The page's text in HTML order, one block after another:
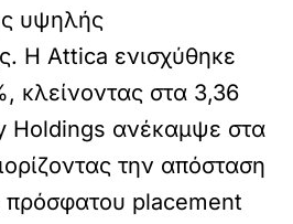
υψηλής
Η Attica ενισχύθηκε
κλείνοντας στα 3,36
Holdings ανέκαμψε στα
την απόσταση
πρόσφατου placement